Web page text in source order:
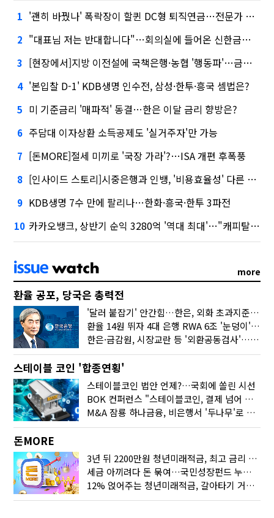
1 '괜히 바꿨나' 폭락장이 할퀸 DC형 퇴직연금…전문가 조언은
2 "대표님 저는 반대합니다"…회의실에 들어온 신한금융 AI
3 [현장에서]지방 이전설에 국책은행·농협 '행동파'…금감원 '신중모드'
4 '본입찰 D-1' KDB생명 인수전, 삼성·한투·흥국 셈법은?
5 미 기준금리 '매파적' 동결…한은 이달 금리 향방은?
6 주담대 이자상환 소득공제도 '실거주자'만 가능
7 [돈MORE]절세 미끼로 '국장 가라'?…ISA 개편 후폭풍
8 [인사이드 스토리]시중은행과 인뱅, '비용효율성' 다른 잣대 왜?
9 KDB생명 7수 만에 팔리나…한화·흥국·한투 3파전
10 카카오뱅크, 상반기 순익 3280억 '역대 최대'…"캐피탈, 자산 1조원 이상"
more
환율 공포, 당국은 총력전
'달러 붙잡기' 안간힘…한은, 외화 초과지준에 이자 6개월 더
환율 14원 뛰자 4대 은행 RWA 6조 '눈덩이'…2배 뛴 2분기는?
한은·금감원, 시장교란 등 '외환공동검사'…환율 급등 전방위 대응
스테이블 코인 '합종연횡'
스테이블코인 법안 언제?…국회에 쏠린 시선
BOK 컨퍼런스 "스테이블코인, 결제 넘어 보험 대출 등 금융 연결 도구"
M&A 잠룡 하나금융, 비은행서 '두나무'로 눈돌린 이유는
돈MORE
3년 뒤 2200만원 청년미래적금, 최고 금리 받으려면?
세금 아끼려다 돈 묶여…국민성장펀드 누가 가입하면 좋을까
12% 얹어주는 청년미래적금, 갈아타기 거절 될수 있어요